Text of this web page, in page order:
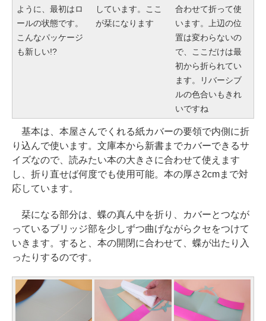
ように、最初はロ
ールの状態です。
こんなパッケージ
も新しい!?
しています。ここ
が栞になります
合わせて折って使
います。上辺の位
置は変わらないの
で、ここだけは最
初から折られてい
ます。リバーシブ
ルの色合いもきれ
いですね
基本は、本屋さんでくれる紙カバーの要領で内側に折
り込んで使います。文庫本から新書までカバーできるサ
イズなので、読みたい本の大きさに合わせて使えます
し、折り直せば何度でも使用可能。本の厚さ2cmまで対
応しています。
栞になる部分は、蝶の真ん中を折り、カバーとつなが
っているブリッジ部を少しずつ曲げながらクセをつけて
いきます。すると、本の開閉に合わせて、蝶が出たり入
ったりするのです。